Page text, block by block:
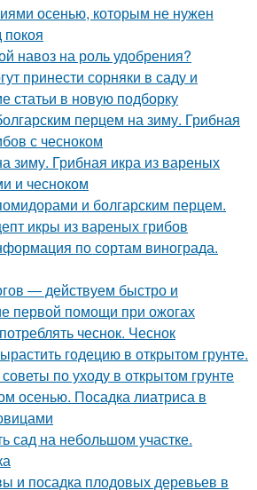
осенью, которым не нужен
навоз на роль удобрения?
принести сорняки в саду и
статьи в новую подборку
перцем на зиму. Грибная
с чесноком
зиму. Грибная икра из вареных
и чесноком
и болгарским перцем.
икры из вареных грибов
по сортам винограда.
― действуем быстро и
первой помощи при ожогах
чеснок. Чеснок
годецию в открытом грунте.
по уходу в открытом грунте
осенью. Посадка лиатриса в
сад на небольшом участке.
и посадка плодовых деревьев в